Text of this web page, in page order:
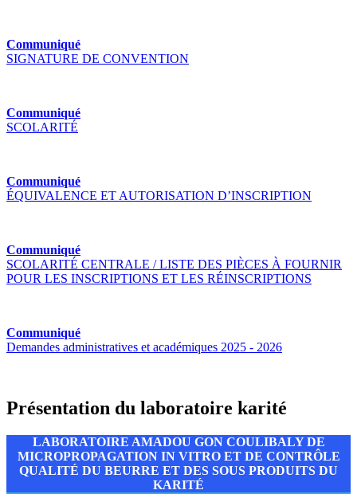
Communiqué
SIGNATURE DE CONVENTION
Communiqué
SCOLARITÉ
Communiqué
ÉQUIVALENCE ET AUTORISATION D’INSCRIPTION
Communiqué
SCOLARITÉ CENTRALE / LISTE DES PIÈCES À FOURNIR
POUR LES INSCRIPTIONS ET LES RÉINSCRIPTIONS
Communiqué
Demandes administratives et académiques 2025 - 2026
Présentation du laboratoire karité
LABORATOIRE AMADOU GON COULIBALY DE
MICROPROPAGATION IN VITRO ET DE CONTRÔLE
QUALITÉ DU BEURRE ET DES SOUS PRODUITS DU
KARITÉ